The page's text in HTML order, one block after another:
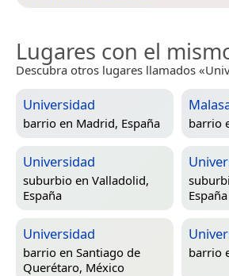
Lugares con el
Descubra otros lugares llamados
Universidad
barrio en Madrid, España barrio
Universidad
suburbio en Valladolid,
España
España
Universidad
barrio en Santiago de
Querétaro, México
barrio